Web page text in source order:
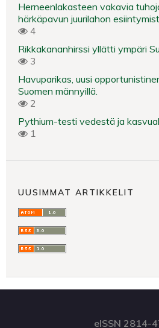
Herneenlakasteen vakavia
härkäpavun juurilahon
4
Rikkakananhirssi yllätti ympäri
3
Havuparikas, uusi
Suomen männyillä.
2
Pythium-testi vedestä ja
1
UUSIMMAT ARTIKKELIT
eISSN 2814-